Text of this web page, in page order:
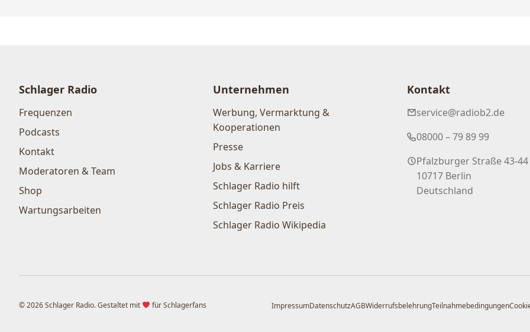
Schlager Radio
Frequenzen
Podcasts
Kontakt
Moderatoren & Team
Shop
Wartungsarbeiten
Unternehmen
Werbung, Vermarktung &
Kooperationen
Presse
Jobs & Karriere
Schlager Radio hilft
Schlager Radio Preis
Schlager Radio Wikipedia
Kontakt
service@radiob2.de
08000 – 79 89 99
Pfalzburger Straße 43-44
10717 Berlin
Deutschland
© 2026 Schlager Radio. Gestaltet mit für Schlagerfans ImpressumDatenschutzAGBWiderrufsbelehrungTeilnahmebedingungen